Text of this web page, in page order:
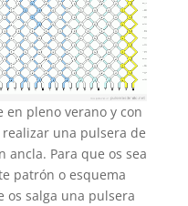
en pleno verano y con
una pulsera de
Para que os sea
patrón o esquema
os salga una pulsera